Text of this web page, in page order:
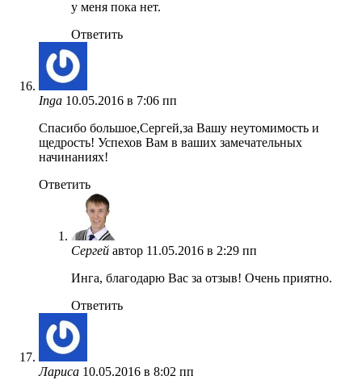
у меня пока нет.
Ответить
Inga 10.05.2016 в 7:06 пп
Спасибо большое,Сергей,за Вашу неутомимость и
щедрость! Успехов Вам в ваших замечательных
начинаниях!
Ответить
Сергей автор 11.05.2016 в 2:29 пп
Инга, благодарю Вас за отзыв! Очень приятно.
Ответить
Лариса 10.05.2016 в 8:02 пп